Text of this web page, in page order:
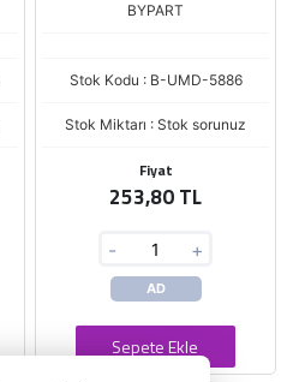
BYPART
Stok Kodu : B-UMD-5886
Stok Miktarı : Stok sorunuz
Fiyat
253,80 TL
- +
AD
Sepete Ekle